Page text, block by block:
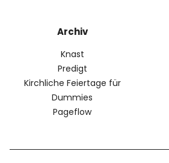
Archiv
Knast
Predigt
Kirchliche Feiertage für
Dummies
Pageflow